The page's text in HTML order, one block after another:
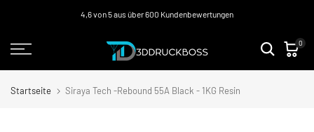
springen
4,6 von 5 aus über 600 Kundenbewertungen
0
Startseite Siraya Tech -Rebound 55A Black - 1KG Resin